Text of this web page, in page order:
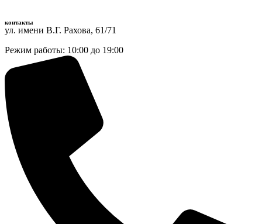
контакты
ул. имени В.Г. Рахова, 61/71
Режим работы: 10:00 до 19:00